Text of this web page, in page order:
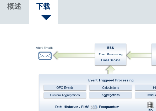
概述 下载